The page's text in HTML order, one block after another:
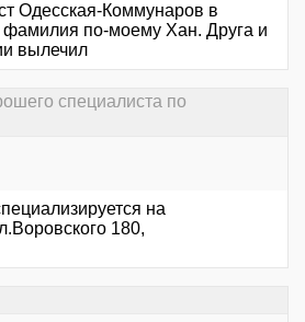
Одесская-Коммунаров в
по-моему Хан. Друга и
вылечил
специалиста по
на
180,